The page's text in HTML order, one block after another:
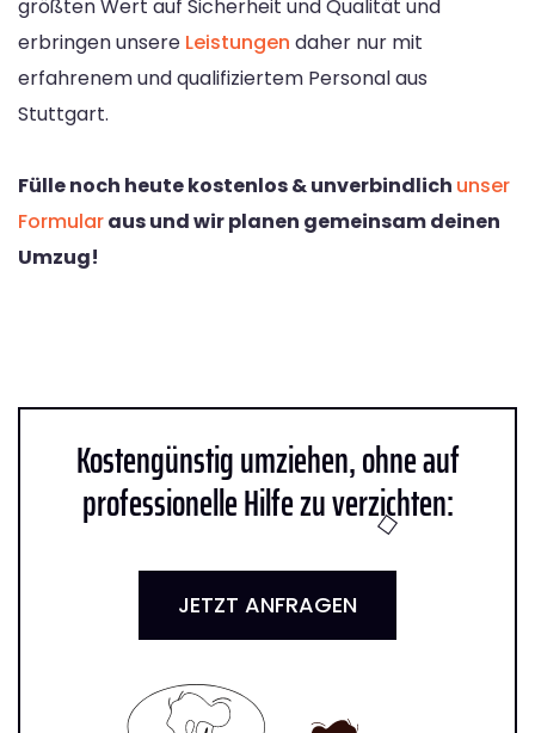
größten Wert auf Sicherheit und Qualität und
erbringen unsere Leistungen daher nur mit
erfahrenem und qualifiziertem Personal aus
Stuttgart.
Fülle noch heute kostenlos & unverbindlich unser
Formularaus und wir planen gemeinsam deinen
Umzug!
Kostengünstig umziehen, ohne auf
professionelle Hilfe zu verzichten:
JETZT ANFRAGEN